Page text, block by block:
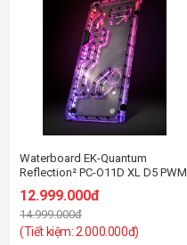
Waterboard EK-Quantum
Reflection² PC-O11D XL D5 PWM
D-RGB - Plexi
12.999.000đ
14.999.000đ
(Tiết kiệm: 2.000.000đ)